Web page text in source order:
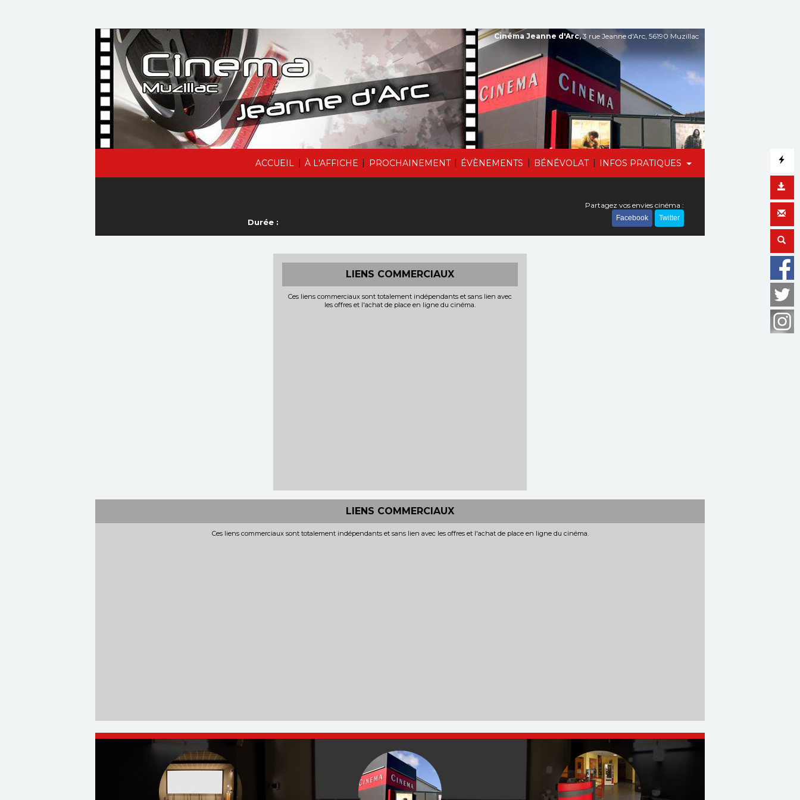
ACCUEIL | À L'AFFICHE | PROCHAINEMENT | ÉVÈNEMENTS | BÉNÉVOLAT | INFOS PRATIQUES
Cinéma Jeanne d'Arc,3 rue Jeanne d'Arc, 56190 Muzillac
Durée :
Partagez vos envies cinéma :
Facebook Twitter
LIENS COMMERCIAUX
Ces liens commerciaux sont totalement indépendants et sans lien avec
les offres et l'achat de place en ligne du cinéma.
LIENS COMMERCIAUX
Ces liens commerciaux sont totalement indépendants et sans lien avec les offres et l'achat de place en ligne du cinéma.